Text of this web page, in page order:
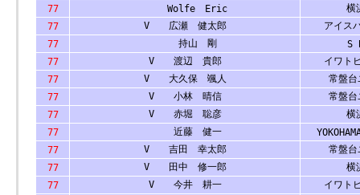
77
Wolfe Eric
横
77
V 広瀬 健太郎
アイス
77
持山 剛
S
77
V 渡辺 貴郎
イワト
77
V 大久保 颯人
常盤台
77
V 小林 晴信
常盤台
77
V 赤堀 聡彦
横
77
近藤 健一
77
V 吉田 幸太郎
常盤台
77
V 田中 修一郎
横
77
V 今井 耕一
イワト